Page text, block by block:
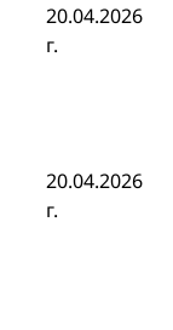
20.04.2026
г.
20.04.2026
г.